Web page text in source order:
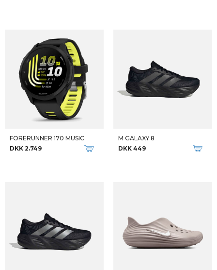
FORERUNNER 170 MUSIC
DKK 2.749
M GALAXY 8
DKK 449